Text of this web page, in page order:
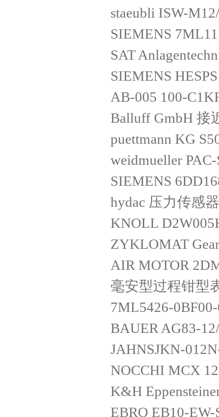
staeubli ISW-
SIEMENS
SAT
SIEMENS
AB-005 100-
Balluff GmbH 接
puettmann KG
weidmueller
SIEMENS
hydac 压力传感
KNOLL
ZYKLOMAT
AIR MOTOR
毫安型过程钳型
7ML5426-
BAUER AG83-
JAHNSJKN-
NOCCHI MCX
K&H
EBRO EB10-